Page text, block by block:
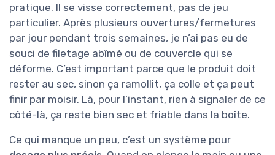
pratique. Il se visse correctement, pas de jeu
particulier. Après plusieurs ouvertures/fermetures
par jour pendant trois semaines, je n’ai pas eu de
souci de filetage abîmé ou de couvercle qui se
déforme. C’est important parce que le produit doit
rester au sec, sinon ça ramollit, ça colle et ça peut
finir par moisir. Là, pour l’instant, rien à signaler de ce
côté-là, ça reste bien sec et friable dans la boîte.
Ce qui manque un peu, c’est un système pour